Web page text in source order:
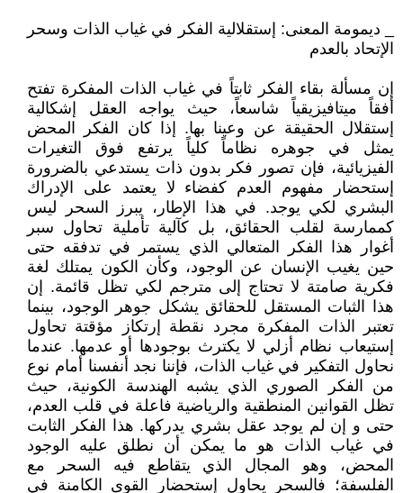
_ ديمومة المعنى: إستقلالية الفكر في غياب الذات وسحر
الإتحاد بالعدم
إن مسألة بقاء الفكر ثابتاً في غياب الذات المفكرة تفتح
أفقاً ميتافيزيقياً شاسعاً، حيث يواجه العقل إشكالية
إستقلال الحقيقة عن وعينا بها. إذا كان الفكر المحض
يمثل في جوهره نظاماً كلياً يرتفع فوق التغيرات
الفيزيائية، فإن تصور فكر بدون ذات يستدعي بالضرورة
إستحضار مفهوم العدم كفضاء لا يعتمد على الإدراك
البشري لكي يوجد. في هذا الإطار، يبرز السحر ليس
كممارسة لقلب الحقائق، بل كآلية تأملية تحاول سبر
أغوار هذا الفكر المتعالي الذي يستمر في تدفقه حتى
حين يغيب الإنسان عن الوجود، وكأن الكون يمتلك لغة
فكرية صامتة لا تحتاج إلى مترجم لكي تظل قائمة. إن
هذا الثبات المستقل للحقائق يشكل جوهر الوجود، بينما
تعتبر الذات المفكرة مجرد نقطة إرتكاز مؤقتة تحاول
إستيعاب نظام أزلي لا يكترث بوجودها أو عدمها. عندما
نحاول التفكير في غياب الذات، فإننا نجد أنفسنا أمام نوع
من الفكر الصوري الذي يشبه الهندسة الكونية، حيث
تظل القوانين المنطقية والرياضية فاعلة في قلب العدم،
حتى و إن لم يوجد عقل بشري يدركها. هذا الفكر الثابت
في غياب الذات هو ما يمكن أن نطلق عليه الوجود
المحض، وهو المجال الذي يتقاطع فيه السحر مع
الفلسفة؛ فالسحر يحاول إستحضار القوى الكامنة في